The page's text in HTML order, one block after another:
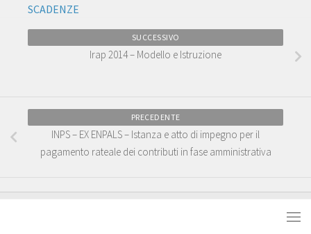
SCADENZE
SUCCESSIVO
Irap 2014 – Modello e Istruzione
PRECEDENTE
INPS – EX ENPALS – Istanza e atto di impegno per il
pagamento rateale dei contributi in fase amministrativa